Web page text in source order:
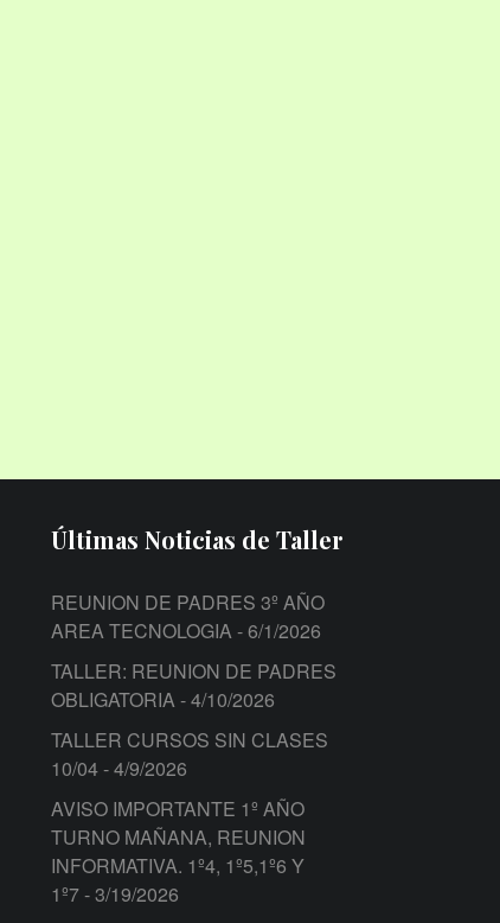
Últimas Noticias de Taller
REUNION DE PADRES 3º AÑO
AREA TECNOLOGIA- 6/1/2026
TALLER: REUNION DE PADRES
OBLIGATORIA- 4/10/2026
TALLER CURSOS SIN CLASES
10/04- 4/9/2026
AVISO IMPORTANTE 1º AÑO
TURNO MAÑANA, REUNION
INFORMATIVA. 1º4, 1º5,1º6 Y
1º7- 3/19/2026